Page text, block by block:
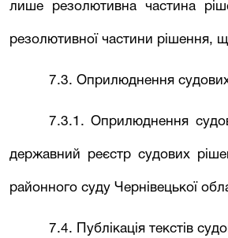
лише резолютивна частина
резолютивної частини рішення,
7.3. Оприлюднення
7.3.1. Оприлюднення
державний реєстр судових
районного суду Чернівецької
7.4. Публікація текстів